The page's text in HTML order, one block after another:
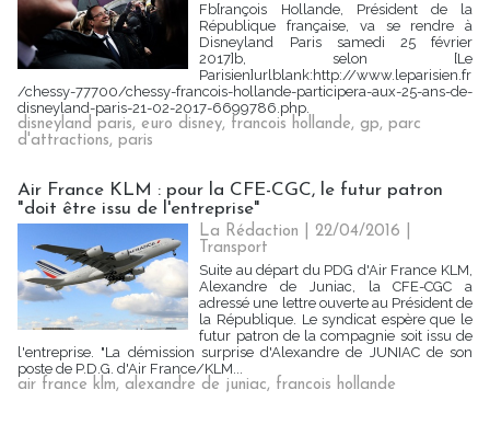
Fb[rançois Hollande, Président de la
République française, va se rendre à
Disneyland Paris samedi 25 février
2017]b, selon [Le
Parisien]urlblank:http://www.leparisien.fr
/chessy-77700/chessy-francois-hollande-participera-aux-25-ans-de-
disneyland-paris-21-02-2017-6699786.php.
disneyland paris, euro disney, francois hollande, gp, parc
d'attractions, paris
Air France KLM : pour la CFE-CGC, le futur patron
"doit être issu de l'entreprise"
La Rédaction | 22/04/2016
Transport
Suite au départ du PDG d'Air France KLM,
Alexandre de Juniac, la CFE-CGC a
adressé une lettre ouverte au Président de
la République. Le syndicat espère que le
futur patron de la compagnie soit issu de
l'entreprise. "La démission surprise d'Alexandre de JUNIAC de son
poste de P.D.G. d'Air France/KLM...
air france klm, alexandre de juniac, francois hollande